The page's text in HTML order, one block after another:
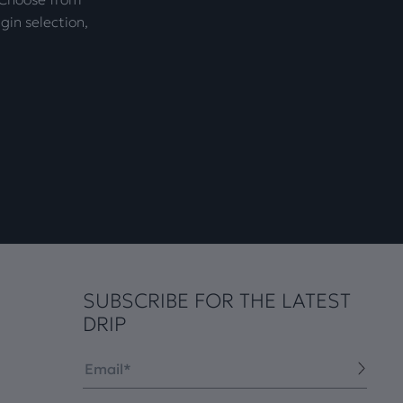
selection,
SUBSCRIBE FOR THE LATEST
DRIP